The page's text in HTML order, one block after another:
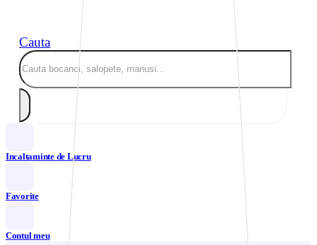
Cauta
Incaltaminte de Lucru
Favorite
Contul meu